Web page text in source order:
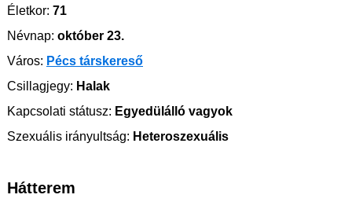
Életkor: 71
Névnap: október 23.
Város: Pécs társkereső
Csillagjegy: Halak
Kapcsolati státusz: Egyedülálló vagyok
Szexuális irányultság: Heteroszexuális
Hátterem